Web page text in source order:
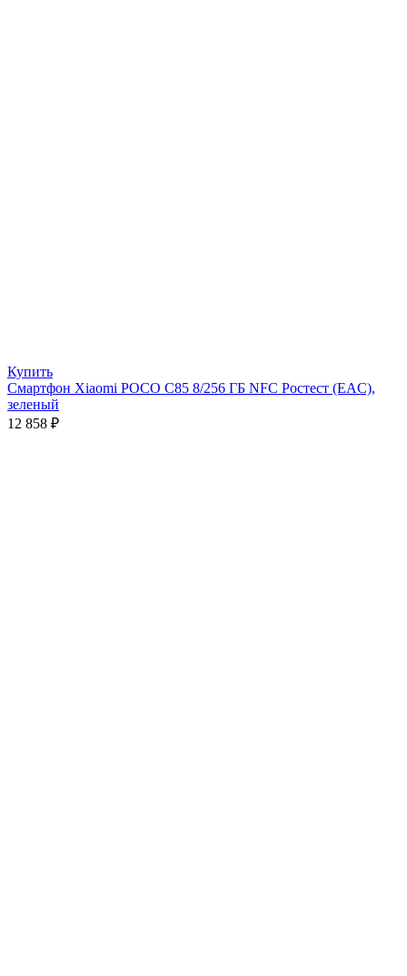
Купить
Смартфон Xiaomi POCO C85 8/256 ГБ NFC Ростест (EAC),
зеленый
12 858 ₽